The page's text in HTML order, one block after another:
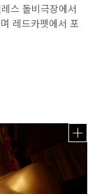
스 돌비극장에서
레드카펫에서 포